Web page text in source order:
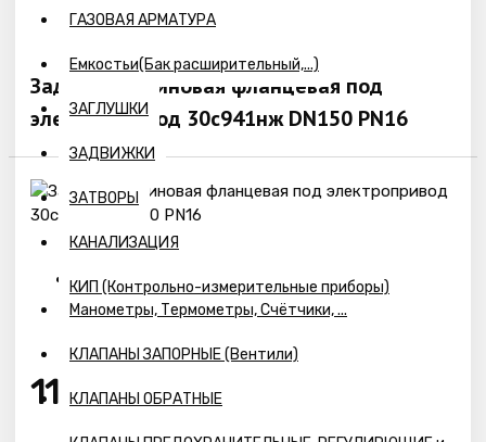
ГАЗОВАЯ АРМАТУРА
Емкостьи(Бак расширительный,...)
ЗАГЛУШКИ
ЗАДВИЖКИ
ЗАТВОРЫ
КАНАЛИЗАЦИЯ
КИП (Контрольно-измерительные приборы)
Манометры, Термометры, Счётчики, ...
КЛАПАНЫ ЗАПОРНЫЕ (Вентили)
КЛАПАНЫ ОБРАТНЫЕ
Задвижка клиновая фланцевая под
электропривод 30с941нж DN150 PN16
Наличие:
116793р.